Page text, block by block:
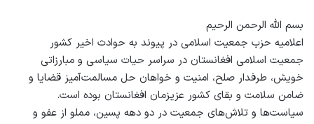
بسم الله الرحمن الرحیم
اعلامیه حزب جمعیت اسلامی در پیوند به حوادث اخیر کشور
جمعیت اسلامی افغانستان در سراسر حیات سیاسی و مبارزاتی
خویش، طرفدار صلح، امنیت و خواهان حل مسالمت‌آميز قضایا و
ضامن سلامت و بقای کشور عزیزمان افغانستان بوده است.
سیاست‌ها و تلاش‌های جمعیت در دو دهه پسین، مملو از عفو و